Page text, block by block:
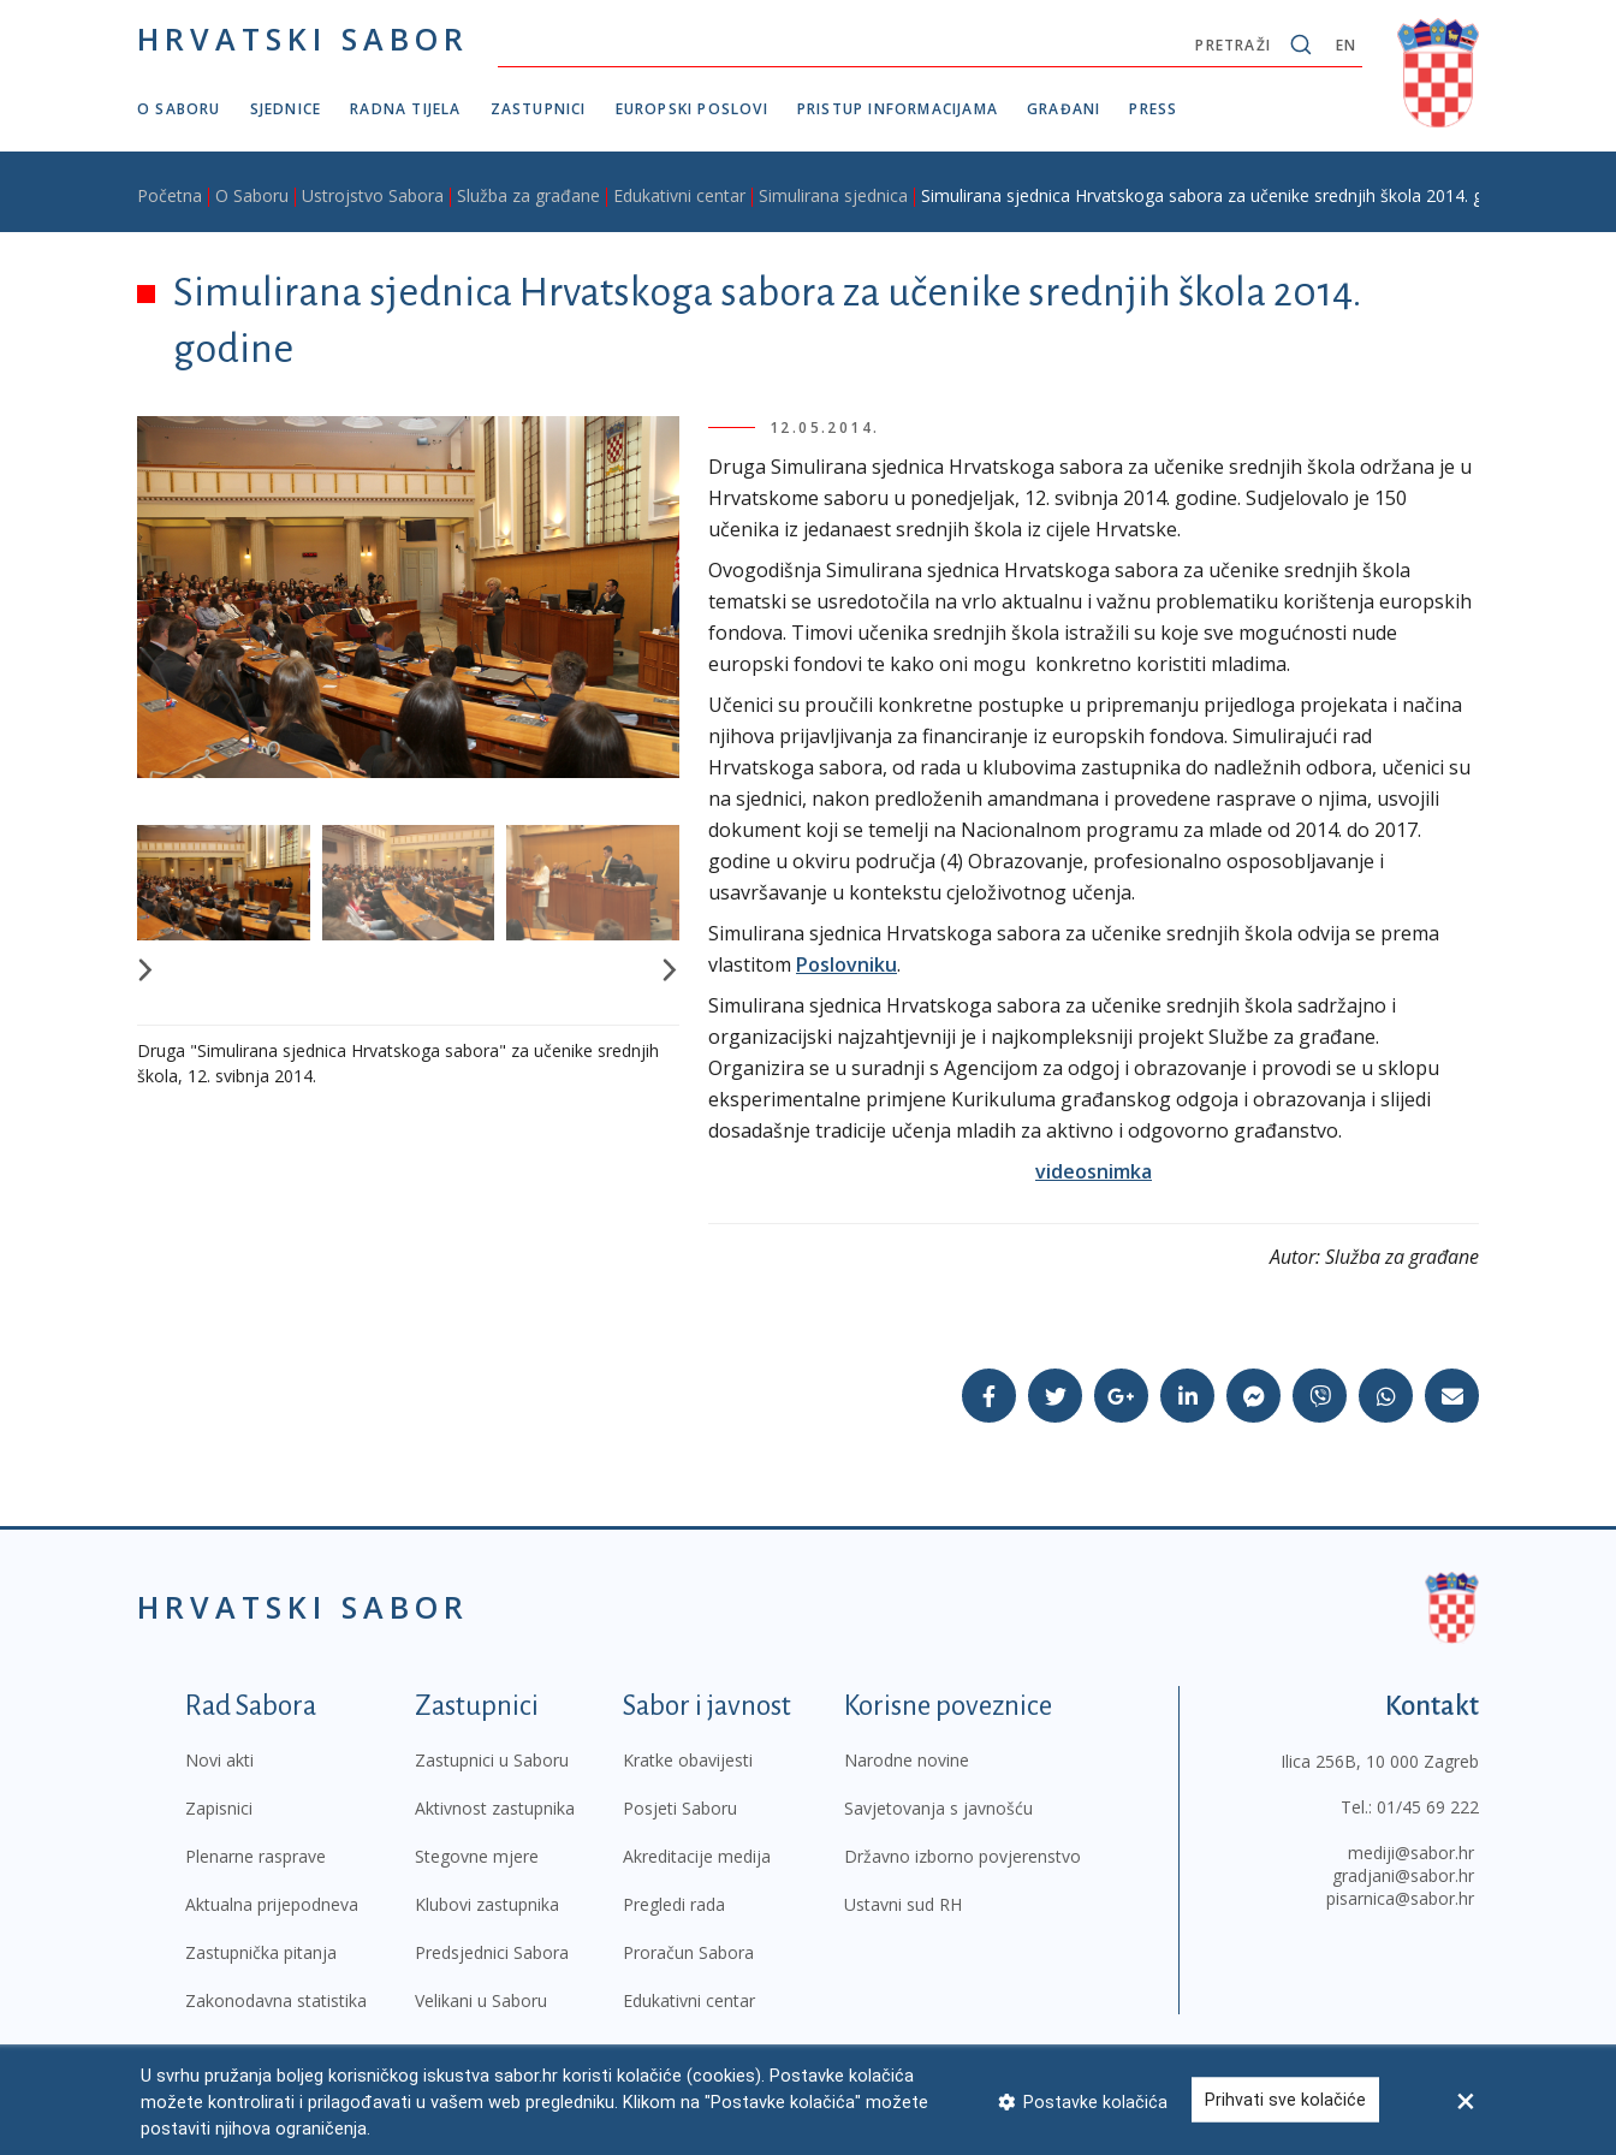
HRVATSKI SABOR EN
PRETRAŽI
O SABORU SJEDNICE RADNA TIJELA ZASTUPNICI EUROPSKI POSLOVI PRISTUP INFORMACIJAMA GRAĐANI PRESS
Breadcrumb
Početna O Saboru Ustrojstvo Sabora Služba za građane Edukativni centar Simulirana sjednica Simulirana sjednica Hrvatskoga sabora za učenike srednjih škola 2014. godine
Simulirana sjednica Hrvatskoga sabora za učenike srednjih škola 2014.
godine
Druga "Simulirana sjednica Hrvatskoga sabora" za učenike srednjih
škola, 12. svibnja 2014.
12.05.2014.
Druga Simulirana sjednica Hrvatskoga sabora za učenike srednjih škola održana je u
Hrvatskome saboru u ponedjeljak, 12. svibnja 2014. godine. Sudjelovalo je 150
učenika iz jedanaest srednjih škola iz cijele Hrvatske.
Ovogodišnja Simulirana sjednica Hrvatskoga sabora za učenike srednjih škola
tematski se usredotočila na vrlo aktualnu i važnu problematiku korištenja europskih
fondova. Timovi učenika srednjih škola istražili su koje sve mogućnosti nude
europski fondovi te kako oni mogu konkretno koristiti mladima.
Učenici su proučili konkretne postupke u pripremanju prijedloga projekata i načina
njihova prijavljivanja za financiranje iz europskih fondova. Simulirajući rad
Hrvatskoga sabora, od rada u klubovima zastupnika do nadležnih odbora, učenici su
na sjednici, nakon predloženih amandmana i provedene rasprave o njima, usvojili
dokument koji se temelji na Nacionalnom programu za mlade od 2014. do 2017.
godine u okviru područja (4) Obrazovanje, profesionalno osposobljavanje i
usavršavanje u kontekstu cjeloživotnog učenja.
Simulirana sjednica Hrvatskoga sabora za učenike srednjih škola odvija se prema
vlastitom Poslovniku.
Simulirana sjednica Hrvatskoga sabora za učenike srednjih škola sadržajno i
organizacijski najzahtjevniji je i najkompleksniji projekt Službe za građane.
Organizira se u suradnji s Agencijom za odgoj i obrazovanje i provodi se u sklopu
eksperimentalne primjene Kurikuluma građanskog odgoja i obrazovanja i slijedi
dosadašnje tradicije učenja mladih za aktivno i odgovorno građanstvo.
videosnimka
Autor:Služba za građane
HRVATSKI SABOR
Podnožje prvi izbornik
Rad Sabora
Novi akti
Zapisnici
Plenarne rasprave
Aktualna prijepodneva
Zastupnička pitanja
Zakonodavna statistika
Zastupnici
Zastupnici u Saboru
Aktivnost zastupnika
Stegovne mjere
Klubovi zastupnika
Predsjednici Sabora
Velikani u Saboru
Sabor i javnost
Kratke obavijesti
Posjeti Saboru
Akreditacije medija
Pregledi rada
Proračun Sabora
Edukativni centar
Korisne poveznice
Narodne novine
Savjetovanja s javnošću
Državno izborno povjerenstvo
Ustavni sud RH
Kontakt
Ilica 256B, 10 000 Zagreb
Tel.: 01/45 69 222
mediji@sabor.hr
gradjani@sabor.hr
pisarnica@sabor.hr
© Hrvatski sabor, 2026 Pravne napomene Izjava o pristupačnosti Zaštita osobnih podataka Impressum Česta pitanja Kontakti Mapa weba
U svrhu pružanja boljeg korisničkog iskustva sabor.hr koristi kolačiće (cookies). Postavke kolačića
možete kontrolirati i prilagođavati u vašem web pregledniku. Klikom na "Postavke kolačića" možete
postaviti njihova ograničenja.
Postavke kolačića Prihvati sve kolačiće